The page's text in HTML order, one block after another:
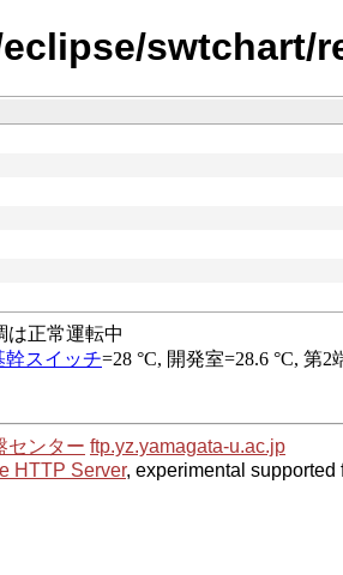
swtchart/
センター ftp.yz.yamagata-u.ac.jp
HTTP Server, experimental supported